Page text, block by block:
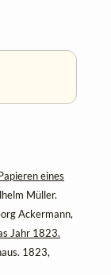
eines
Müller.
Ackermann,
Jahr 1823.
1823,